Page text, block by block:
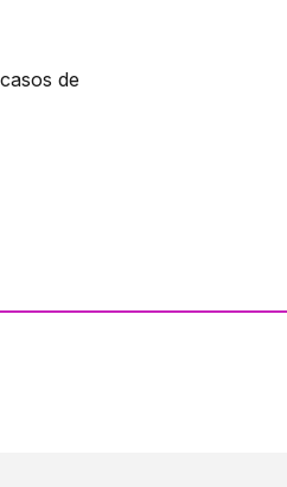
de
ao Facebook da
ao Instagram